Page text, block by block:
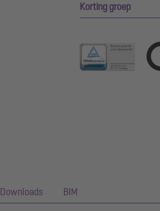
Korting groep
Downloads BIM